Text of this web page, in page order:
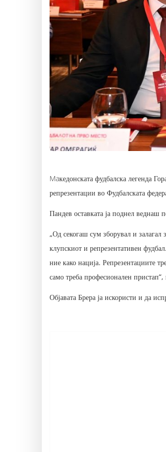
Maкедонската фудбалска легенда
репрезентации во Фудбалската
Пандев оставката ја поднел веднаш
„Од секогаш сум зборувал и залагал
клупскиот и репрезентативен
ние како нација. Репрезентациите
само треба професионален пристап“,
Објавата Брера ја искористи и да